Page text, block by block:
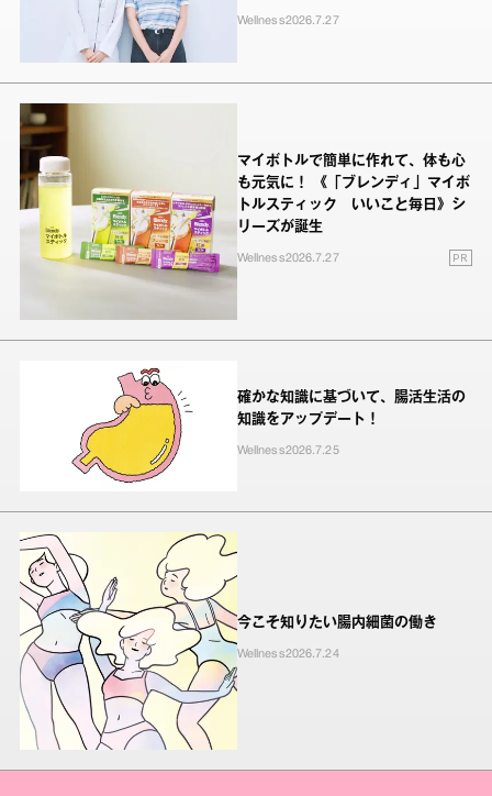
Wellness2026.7.27
マイボトルで簡単に作れて、体も心
も元気に！ 《「ブレンディ」マイボ
トルスティック いいこと毎日》シ
リーズが誕生
Wellness2026.7.27 PR
確かな知識に基づいて、腸活生活の
知識をアップデート！
Wellness2026.7.25
今こそ知りたい腸内細菌の働き
Wellness2026.7.24